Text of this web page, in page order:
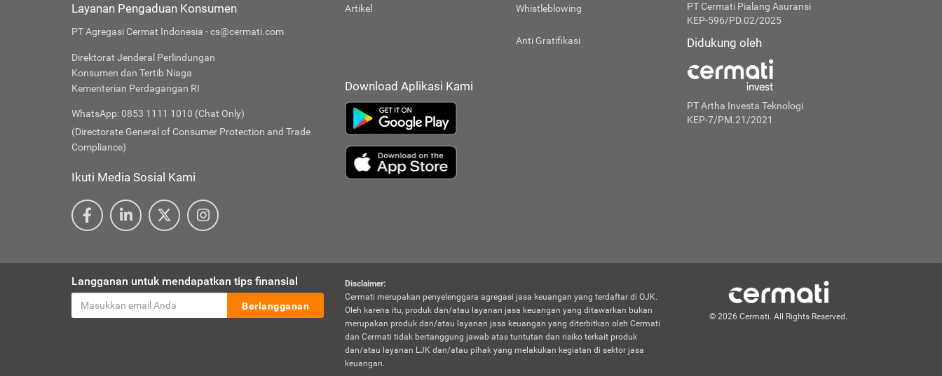
Layanan Pengaduan Konsumen
PT Agregasi Cermat Indonesia - cs@cermati.com
Direktorat Jenderal Perlindungan
Konsumen dan Tertib Niaga
Kementerian Perdagangan RI
WhatsApp: 0853 1111 1010 (Chat Only)
(Directorate General of Consumer Protection and Trade
Compliance)
Ikuti Media Sosial Kami
Artikel Whistleblowing
Anti Gratifikasi
Download Aplikasi Kami
PT Cermati Pialang Asuransi
KEP-596/PD.02/2025
Didukung oleh
PT Artha Investa Teknologi
KEP-7/PM.21/2021
Langganan untuk mendapatkan tips finansial
Berlangganan
Disclaimer:
Cermati merupakan penyelenggara agregasi jasa keuangan yang terdaftar di OJK.
Oleh karena itu, produk dan/atau layanan jasa keuangan yang ditawarkan bukan
merupakan produk dan/atau layanan jasa keuangan yang diterbitkan oleh Cermati
dan Cermati tidak bertanggung jawab atas tuntutan dan risiko terkait produk
dan/atau layanan LJK dan/atau pihak yang melakukan kegiatan di sektor jasa
keuangan.
© 2026 Cermati. All Rights Reserved.